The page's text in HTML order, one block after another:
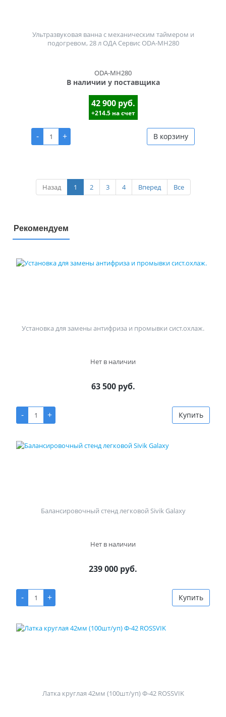
Ультразвуковая ванна с механическим таймером и
подогревом, 28 л ОДА Сервис ODA-MH280
ODA-MH280
В наличии у поставщика
42 900 руб.
+214.5 на счет
- + В корзину
Назад 1 2 3 4 Вперед Все
Рекомендуем
Установка для замены антифриза и промывки сист.охлаж.
Нет в наличии
63 500 руб.
- + Купить
Балансировочный стенд легковой Sivik Galaxy
Нет в наличии
239 000 руб.
- + Купить
Латка круглая 42мм (100шт/уп) Ф-42 ROSSVIK